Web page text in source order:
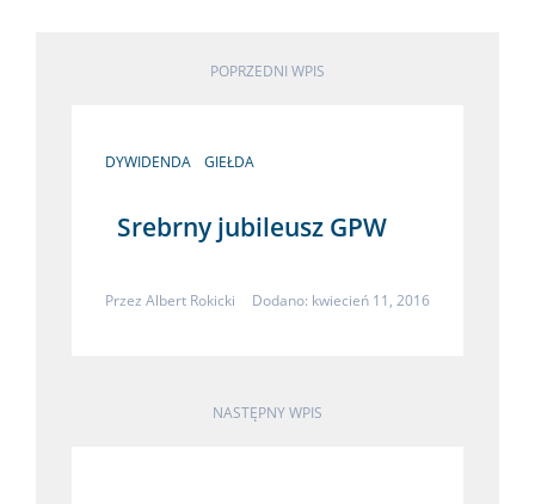
POPRZEDNI WPIS
DYWIDENDA GIEŁDA
Srebrny jubileusz GPW
Przez Albert Rokicki Dodano: kwiecień 11, 2016
NASTĘPNY WPIS